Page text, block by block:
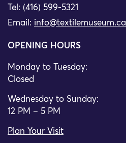
Tel: (416) 599-5321
Email: info@textilemuseum.ca
OPENING HOURS
Monday to Tuesday:
Closed
Wednesday to Sunday:
12 PM – 5 PM
Plan Your Visit